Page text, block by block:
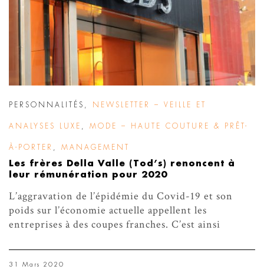
PERSONNALITÉS NEWSLETTER – VEILLE ET
ANALYSES LUXE MODE – HAUTE COUTURE & PRÊT-
À-PORTER MANAGEMENT
Les frères Della Valle (Tod’s) renoncent à
leur rémunération pour 2020
L’aggravation de l’épidémie du Covid-19 et son
poids sur l’économie actuelle appellent les
entreprises à des coupes franches. C’est ainsi
31 Mars 2020